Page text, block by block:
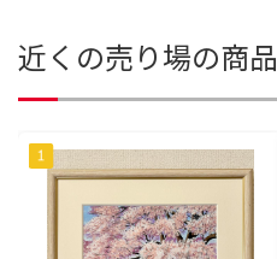
近くの売り場の商品